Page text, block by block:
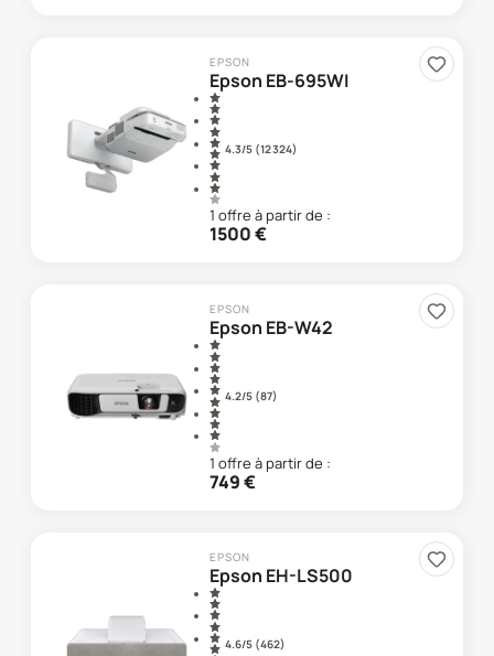
EPSON
Epson EB-695WI
4.3/5 (12 324)
1 offre à partir de :
1500€
EPSON
Epson EB-W42
4.2/5 (87)
1 offre à partir de :
749€
EPSON
Epson EH-LS500
4.6/5 (462)